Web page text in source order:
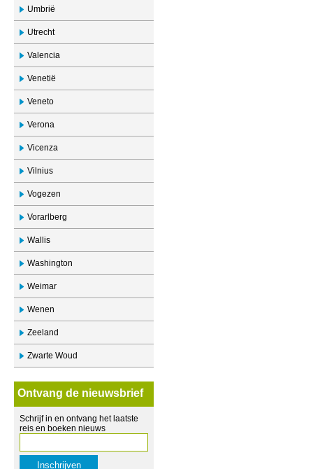
Umbrië
Utrecht
Valencia
Venetië
Veneto
Verona
Vicenza
Vilnius
Vogezen
Vorarlberg
Wallis
Washington
Weimar
Wenen
Zeeland
Zwarte Woud
Ontvang de nieuwsbrief
Schrijf in en ontvang het laatste
reis en boeken nieuws